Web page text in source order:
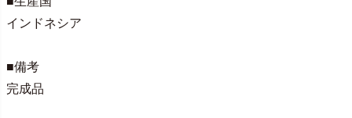
インドネシア
■備考
完成品